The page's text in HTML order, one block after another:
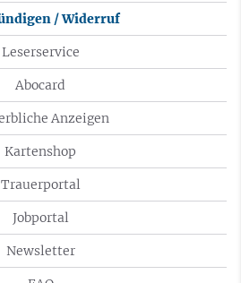
/ Widerruf
Leserservice
Abocard
Anzeigen
Kartenshop
Trauerportal
Jobportal
Newsletter